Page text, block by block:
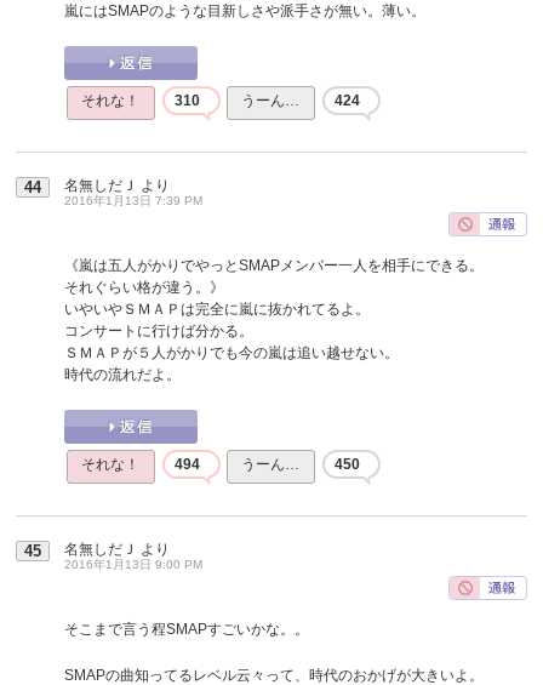
嵐にはSMAPのような目新しさや派手さが無い。薄い。
それな！ 310 うーん… 424
44 名無しだＪ より
2016年1月13日 7:39 PM
《嵐は五人がかりでやっとSMAPメンバー一人を相手にできる。
それぐらい格が違う。》
いやいやＳＭＡＰは完全に嵐に抜かれてるよ。
コンサートに行けば分かる。
ＳＭＡＰが５人がかりでも今の嵐は追い越せない。
時代の流れだよ。
それな！ 494 うーん… 450
45 名無しだＪ より
2016年1月13日 9:00 PM
そこまで言う程SMAPすごいかな。。
SMAPの曲知ってるレベル云々って、時代のおかげが大きいよ。